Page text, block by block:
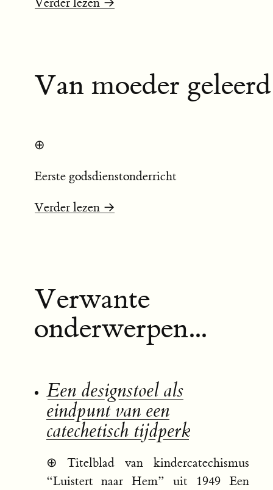
Van moeder geleerd
⊕
Eerste godsdienstonderricht
Verder lezen →
Verwante
onderwerpen...
Een designstoel als
eindpunt van een
catechetisch tijdperk
⊕Titelblad van kindercatechismus
“Luistert naar Hem” uit 1949 Een